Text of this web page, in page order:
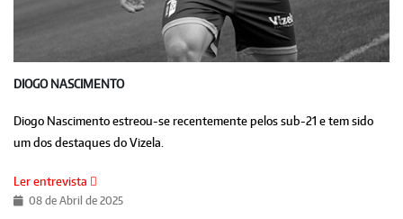
DIOGO NASCIMENTO
Diogo Nascimento estreou-se recentemente pelos sub-21 e tem sido
um dos destaques do Vizela.
Ler entrevista
08 de Abril de 2025